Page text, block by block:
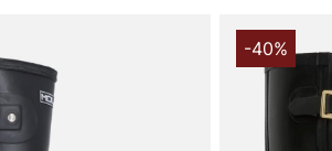
-40%